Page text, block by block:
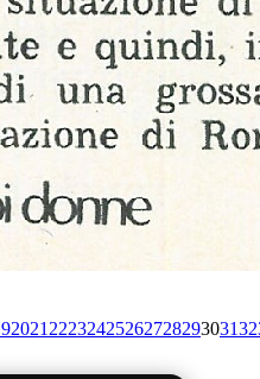
2021 2223242526272829303132